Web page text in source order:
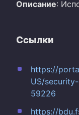
Описание:
Ссылки
https://
US/
59226
https://